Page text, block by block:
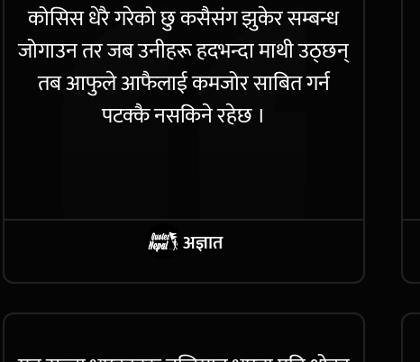
कोसिस धेरै गरेको छु कसैसंग झुकेर सम्बन्ध
जोगाउन तर जब उनीहरू हदभन्दा माथी उठ्छन्
तब आफुले आफैलाई कमजोर साबित गर्न
पटक्कै नसकिने रहेछ ।
अज्ञात